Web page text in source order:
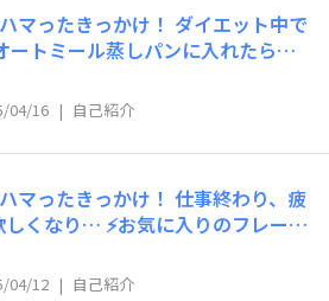
マったきっかけ！ ダイエット中で
ートミール蒸しパンに入れたら美
の濃厚な旨味や渋みをブラックサ
もこんな時に食べ
ール蒸しパンに入れて食べてます
ﾜｸﾜｸ♬です
04/16 | 自己紹介
マったきっかけ！ 仕事終わり、疲
に入りのフレーバ
！ ガトーショコラ💕ケーキ屋さ
いくらいおいしい！ ⚡いつも
04/12 | 自己紹介